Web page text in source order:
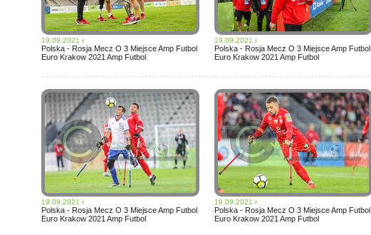
19.09.2021 r
Polska - Rosja Mecz O 3 Miejsce Amp Futbol
Euro Krakow 2021 Amp Futbol
19.09.2021 r
Polska - Rosja Mecz O 3 Miejsce Amp Futbol
Euro Krakow 2021 Amp Futbol
19.09.2021 r
Polska - Rosja Mecz O 3 Miejsce Amp Futbol
Euro Krakow 2021 Amp Futbol
19.09.2021 r
Polska - Rosja Mecz O 3 Miejsce Amp Futbol
Euro Krakow 2021 Amp Futbol